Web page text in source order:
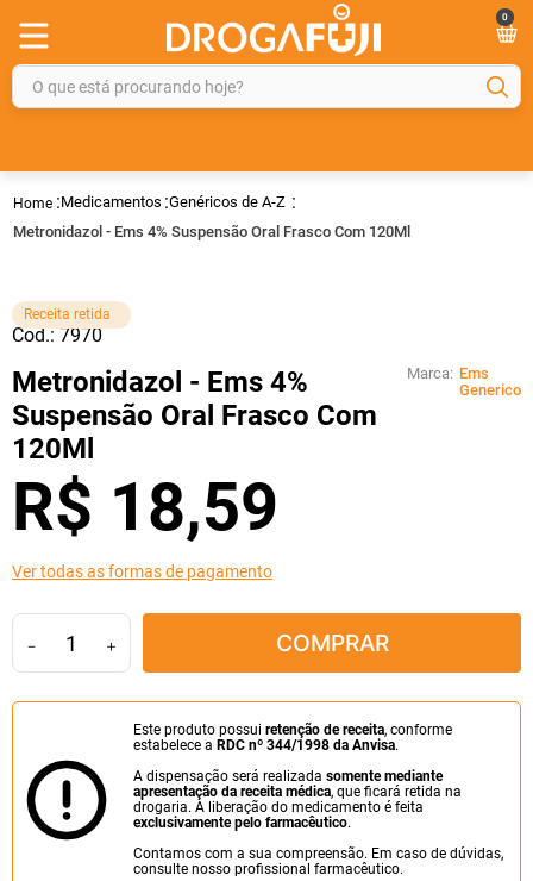
0
O que está procurando hoje?
Medicamentos Genéricos de A-Z
Metronidazol - Ems 4% Suspensão Oral Frasco Com 120Ml
Receita retida
Cod.:7970
Metronidazol - Ems 4%
Suspensão Oral Frasco Com
120Ml
Marca: Ems
Generico
R$ 18,59
Ver todas as formas de pagamento
＋
－ COMPRAR
Este produto possui retenção de receita, conforme
estabelece a RDC nº 344/1998 da Anvisa.
A dispensação será realizada somente mediante
apresentação da receita médica, que ficará retida na
drogaria. A liberação do medicamento é feita
exclusivamente pelo farmacêutico.
Contamos com a sua compreensão. Em caso de dúvidas,
consulte nosso profissional farmacêutico.
2º
gelmax
4º
rosuvastatina 20mg
5º
protetor solar
6º
shampoo
7º
dipirona
sveda
º
tadalafila